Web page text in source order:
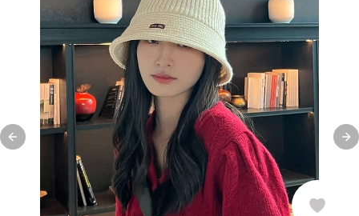
Previous slide